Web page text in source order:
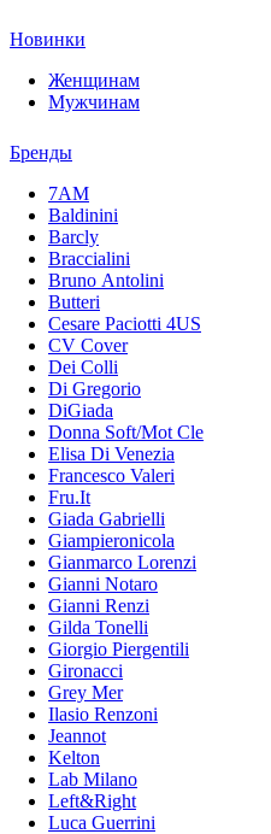
Новинки
Женщинам
Мужчинам
Бренды
7AM
Baldinini
Barcly
Braccialini
Bruno Antolini
Butteri
Cesare Paciotti 4US
CV Cover
Dei Colli
Di Gregorio
DiGiada
Donna Soft/Mot Cle
Elisa Di Venezia
Francesco Valeri
Fru.It
Giada Gabrielli
Giampieronicola
Gianmarco Lorenzi
Gianni Notaro
Gianni Renzi
Gilda Tonelli
Giorgio Piergentili
Gironacci
Grey Mer
Ilasio Renzoni
Jeannot
Kelton
Lab Milano
Left&Right
Luca Guerrini